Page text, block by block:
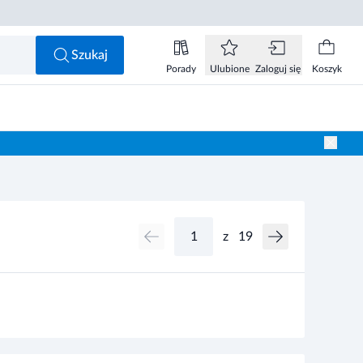
Szukaj
Porady Ulubione Zaloguj się Koszyk
z 19